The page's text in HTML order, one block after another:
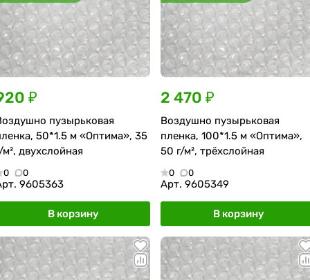
₽
пузырьковая
50*1.5 м «Оптима», 35
м², двухслойная
0 0
9605363
В корзину
2 470 ₽
Воздушно пузырьковая
пленка, 100*1.5 м «Оптима»,
50 г/м², трёхслойная
0 0
Арт. 9605349
В корзину